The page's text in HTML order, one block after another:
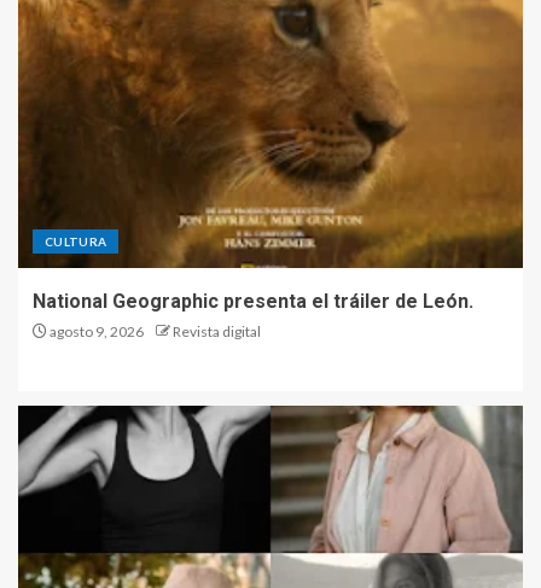
CULTURA
National Geographic presenta el tráiler de León.
agosto 9, 2026 Revista digital